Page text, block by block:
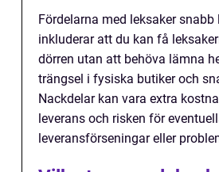
Fördelarna med leksaker snabb
inkluderar att du kan få
dörren utan att behöva lämna
trängsel i fysiska butiker och
Nackdelar kan vara extra
leverans och risken för
leveransförseningar eller